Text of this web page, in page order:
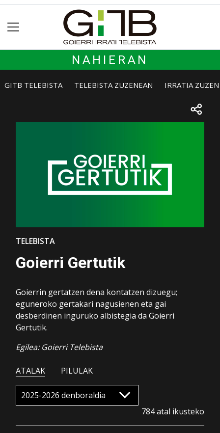
NAHIERAN
GITB TELEBISTA TELEBISTA ZUZENEAN IRRATIA
TELEBISTA
Goierri Gertutik
Goierrin gertatzen dena kontatzen dizuegu;
eguneroko gertakari nagusienen eta gai
desberdinen inguruko albistegia da Goierri
Gertutik.
Egilea: Goierri Telebista
ATALAK PILULAK
784 atal ikusteko